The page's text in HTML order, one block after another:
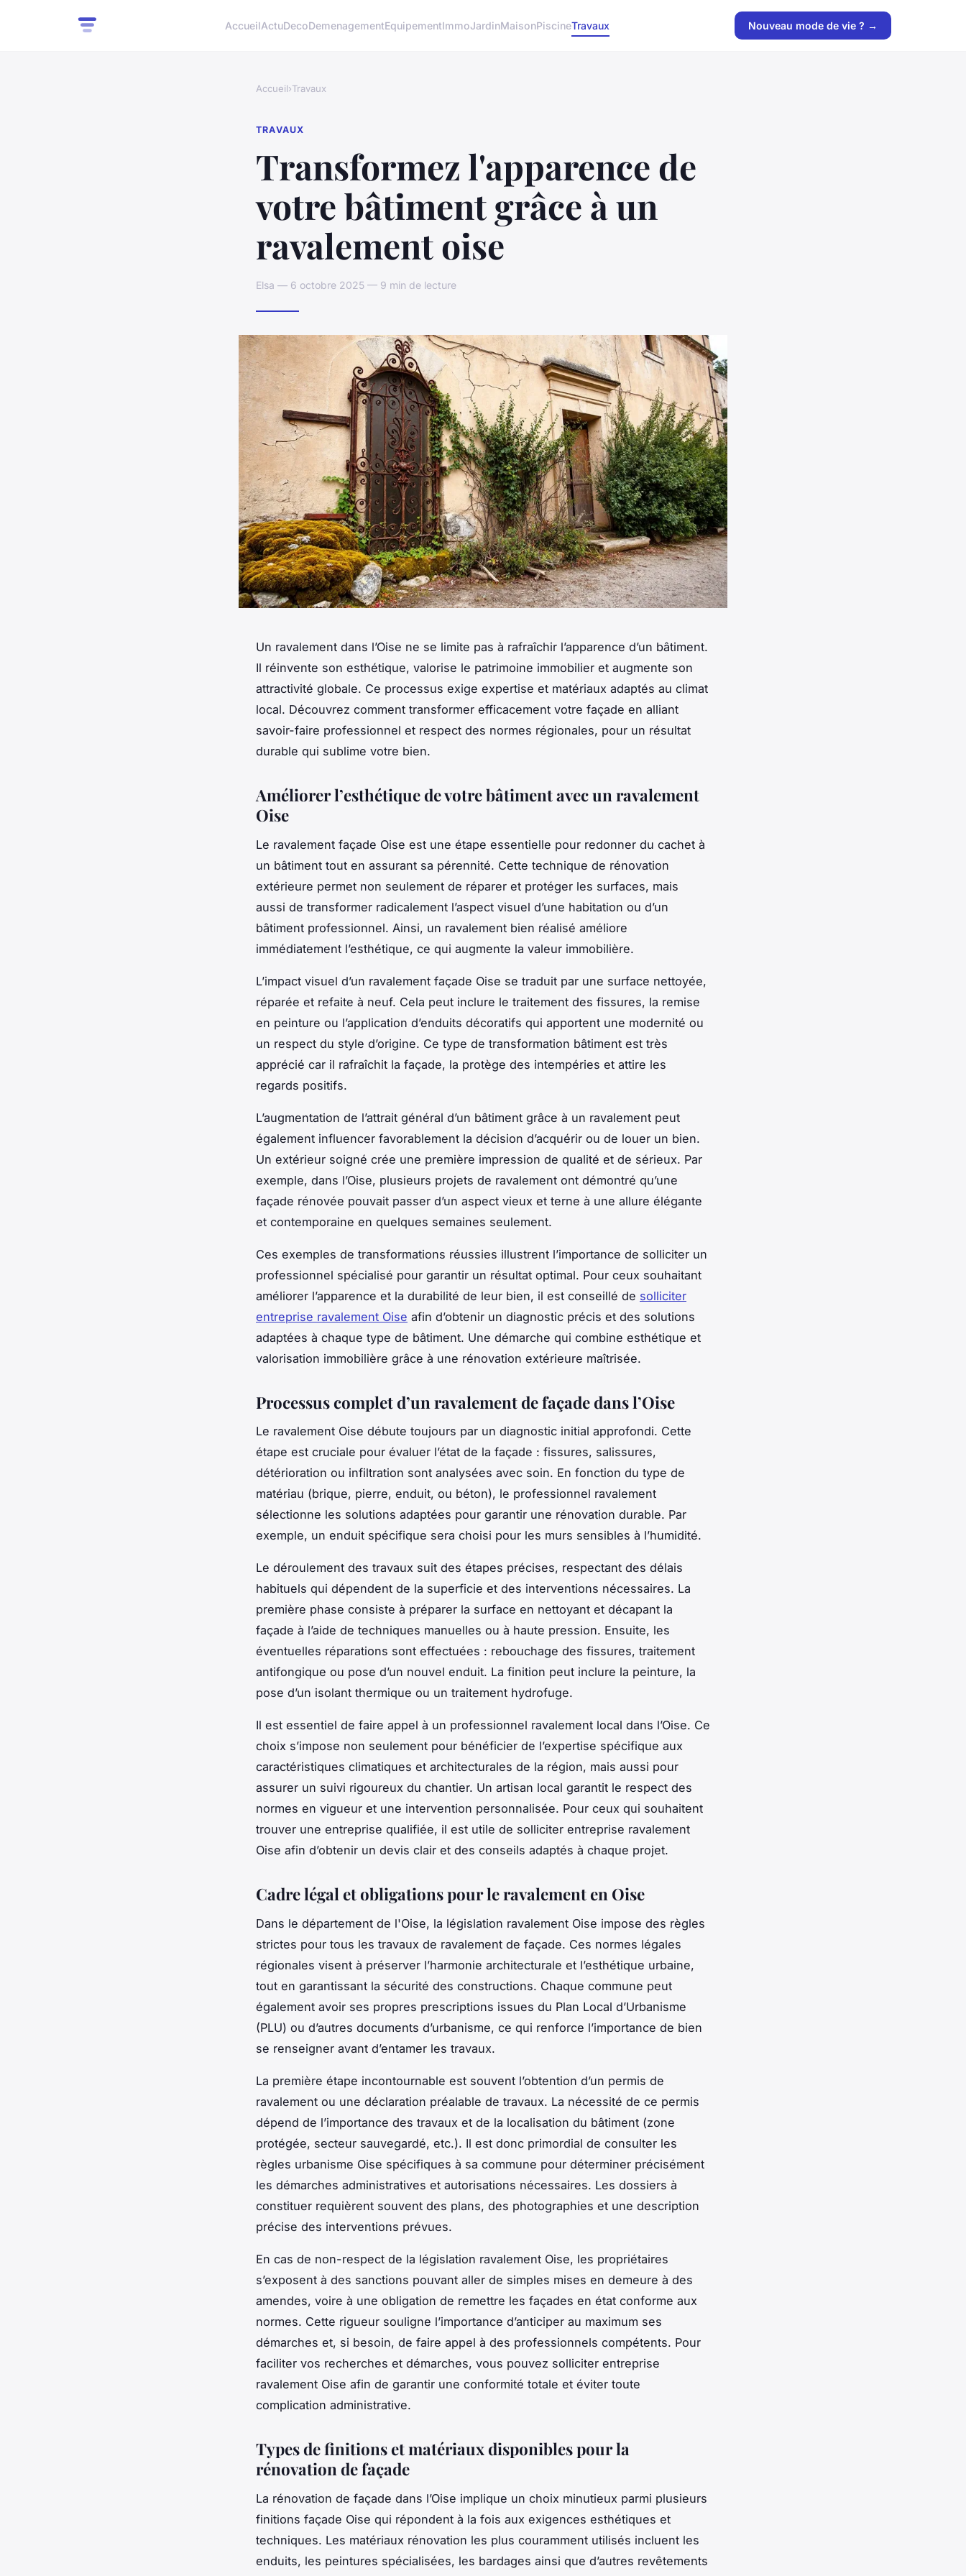
AccueilActuDecoDemenagementEquipementImmoJardinMaisonPiscineTravaux Nouveau mode de vie ? →
Accueil›Travaux
TRAVAUX
Transformez l'apparence de
votre bâtiment grâce à un
ravalement oise
Elsa — 6 octobre 2025 — 9 min de lecture
Un ravalement dans l’Oise ne se limite pas à rafraîchir l’apparence d’un bâtiment.
Il réinvente son esthétique, valorise le patrimoine immobilier et augmente son
attractivité globale. Ce processus exige expertise et matériaux adaptés au climat
local. Découvrez comment transformer efficacement votre façade en alliant
savoir-faire professionnel et respect des normes régionales, pour un résultat
durable qui sublime votre bien.
Améliorer l’esthétique de votre bâtiment avec un ravalement
Oise
Le ravalement façade Oise est une étape essentielle pour redonner du cachet à
un bâtiment tout en assurant sa pérennité. Cette technique de rénovation
extérieure permet non seulement de réparer et protéger les surfaces, mais
aussi de transformer radicalement l’aspect visuel d’une habitation ou d’un
bâtiment professionnel. Ainsi, un ravalement bien réalisé améliore
immédiatement l’esthétique, ce qui augmente la valeur immobilière.
L’impact visuel d’un ravalement façade Oise se traduit par une surface nettoyée,
réparée et refaite à neuf. Cela peut inclure le traitement des fissures, la remise
en peinture ou l’application d’enduits décoratifs qui apportent une modernité ou
un respect du style d’origine. Ce type de transformation bâtiment est très
apprécié car il rafraîchit la façade, la protège des intempéries et attire les
regards positifs.
L’augmentation de l’attrait général d’un bâtiment grâce à un ravalement peut
également influencer favorablement la décision d’acquérir ou de louer un bien.
Un extérieur soigné crée une première impression de qualité et de sérieux. Par
exemple, dans l’Oise, plusieurs projets de ravalement ont démontré qu’une
façade rénovée pouvait passer d’un aspect vieux et terne à une allure élégante
et contemporaine en quelques semaines seulement.
Ces exemples de transformations réussies illustrent l’importance de solliciter un
professionnel spécialisé pour garantir un résultat optimal. Pour ceux souhaitant
améliorer l’apparence et la durabilité de leur bien, il est conseillé de solliciter
entreprise ravalement Oise afin d’obtenir un diagnostic précis et des solutions
adaptées à chaque type de bâtiment. Une démarche qui combine esthétique et
valorisation immobilière grâce à une rénovation extérieure maîtrisée.
Processus complet d’un ravalement de façade dans l’Oise
Le ravalement Oise débute toujours par un diagnostic initial approfondi. Cette
étape est cruciale pour évaluer l’état de la façade : fissures, salissures,
détérioration ou infiltration sont analysées avec soin. En fonction du type de
matériau (brique, pierre, enduit, ou béton), le professionnel ravalement
sélectionne les solutions adaptées pour garantir une rénovation durable. Par
exemple, un enduit spécifique sera choisi pour les murs sensibles à l’humidité.
Le déroulement des travaux suit des étapes précises, respectant des délais
habituels qui dépendent de la superficie et des interventions nécessaires. La
première phase consiste à préparer la surface en nettoyant et décapant la
façade à l’aide de techniques manuelles ou à haute pression. Ensuite, les
éventuelles réparations sont effectuées : rebouchage des fissures, traitement
antifongique ou pose d’un nouvel enduit. La finition peut inclure la peinture, la
pose d’un isolant thermique ou un traitement hydrofuge.
Il est essentiel de faire appel à un professionnel ravalement local dans l’Oise. Ce
choix s’impose non seulement pour bénéficier de l’expertise spécifique aux
caractéristiques climatiques et architecturales de la région, mais aussi pour
assurer un suivi rigoureux du chantier. Un artisan local garantit le respect des
normes en vigueur et une intervention personnalisée. Pour ceux qui souhaitent
trouver une entreprise qualifiée, il est utile de solliciter entreprise ravalement
Oise afin d’obtenir un devis clair et des conseils adaptés à chaque projet.
Cadre légal et obligations pour le ravalement en Oise
Dans le département de l'Oise, la législation ravalement Oise impose des règles
strictes pour tous les travaux de ravalement de façade. Ces normes légales
régionales visent à préserver l’harmonie architecturale et l’esthétique urbaine,
tout en garantissant la sécurité des constructions. Chaque commune peut
également avoir ses propres prescriptions issues du Plan Local d’Urbanisme
(PLU) ou d’autres documents d’urbanisme, ce qui renforce l’importance de bien
se renseigner avant d’entamer les travaux.
La première étape incontournable est souvent l’obtention d’un permis de
ravalement ou une déclaration préalable de travaux. La nécessité de ce permis
dépend de l’importance des travaux et de la localisation du bâtiment (zone
protégée, secteur sauvegardé, etc.). Il est donc primordial de consulter les
règles urbanisme Oise spécifiques à sa commune pour déterminer précisément
les démarches administratives et autorisations nécessaires. Les dossiers à
constituer requièrent souvent des plans, des photographies et une description
précise des interventions prévues.
En cas de non-respect de la législation ravalement Oise, les propriétaires
s’exposent à des sanctions pouvant aller de simples mises en demeure à des
amendes, voire à une obligation de remettre les façades en état conforme aux
normes. Cette rigueur souligne l’importance d’anticiper au maximum ses
démarches et, si besoin, de faire appel à des professionnels compétents. Pour
faciliter vos recherches et démarches, vous pouvez solliciter entreprise
ravalement Oise afin de garantir une conformité totale et éviter toute
complication administrative.
Types de finitions et matériaux disponibles pour la
rénovation de façade
La rénovation de façade dans l’Oise implique un choix minutieux parmi plusieurs
finitions façade Oise qui répondent à la fois aux exigences esthétiques et
techniques. Les matériaux rénovation les plus couramment utilisés incluent les
enduits, les peintures spécialisées, les bardages ainsi que d’autres revêtements